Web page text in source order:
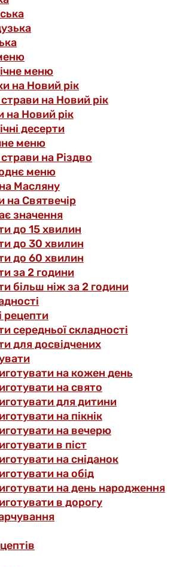
меню
на Новий рік
страви на Новий рік
на Новий рік
десерти
меню
страви на Різдво
меню
Масляну
на Святвечір
значення
до 15 хвилин
до 30 хвилин
до 60 хвилин
за 2 години
більш ніж за 2 години
рецепти
середньої складності
для досвідчених
на кожен день
на свято
для дитини
на пікнік
на вечерю
в піст
на сніданок
на обід
на день народження
в дорогу